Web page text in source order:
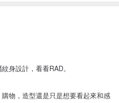
身設計，看看RAD。
物，造型還是只是想要看起來和感